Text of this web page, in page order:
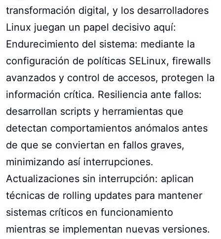
transformación digital, y los desarrolladores
Linux juegan un papel decisivo aquí:
Endurecimiento del sistema: mediante la
configuración de políticas SELinux, firewalls
avanzados y control de accesos, protegen la
información crítica. Resiliencia ante fallos:
desarrollan scripts y herramientas que
detectan comportamientos anómalos antes
de que se conviertan en fallos graves,
minimizando así interrupciones.
Actualizaciones sin interrupción: aplican
técnicas de rolling updates para mantener
sistemas críticos en funcionamiento
mientras se implementan nuevas versiones.